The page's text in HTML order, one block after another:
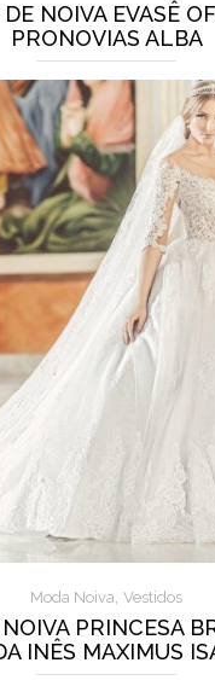
NOIVA EVASÊ
PRONOVIAS ALBA
Moda Noiva, Vestidos
PRINCESA
INÊS MAXIMUS